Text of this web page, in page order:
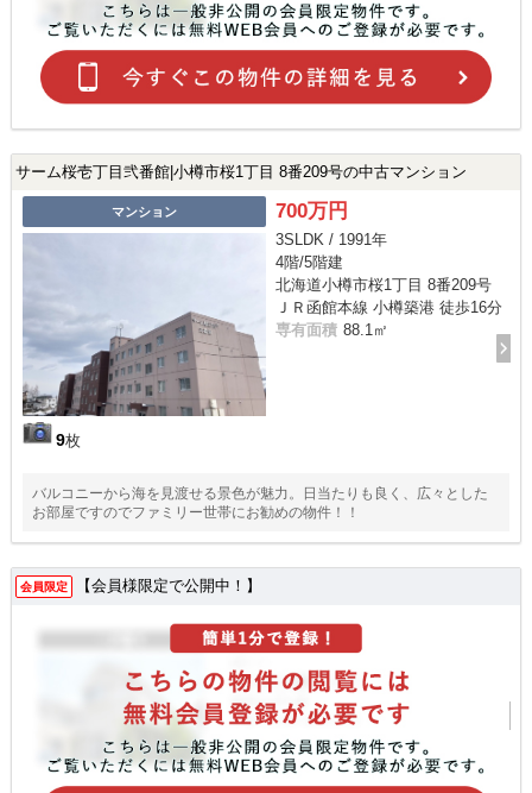
サーム桜壱丁目弐番館|小樽市桜1丁目 8番209号の中古マンション
マンション
9枚
700万円
3SLDK / 1991年
4階/5階建
北海道小樽市桜1丁目 8番209号
ＪＲ函館本線 小樽築港 徒歩16分
専有面積 88.1㎡
バルコニーから海を見渡せる景色が魅力。日当たりも良く、広々とした
お部屋ですのでファミリー世帯にお勧めの物件！！
会員限定 【会員様限定で公開中！】